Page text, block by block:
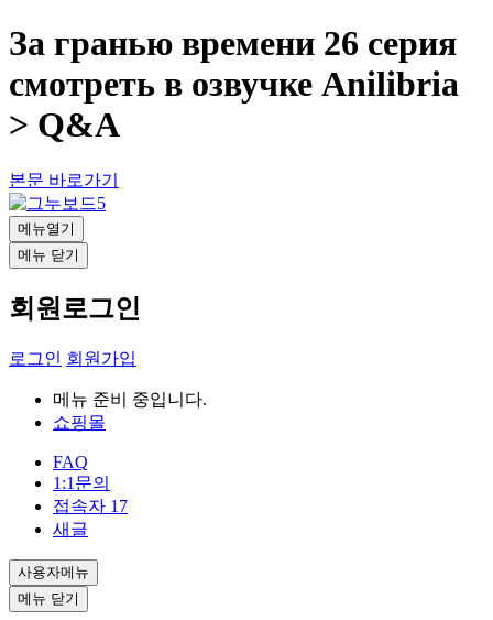
За гранью времени 26 серия
смотреть в озвучке Anilibria
> Q&A
본문 바로가기
메뉴열기
메뉴 닫기
회원로그인
로그인 회원가입
메뉴 준비 중입니다.
쇼핑몰
FAQ
1:1문의
접속자 17
새글
사용자메뉴
메뉴 닫기